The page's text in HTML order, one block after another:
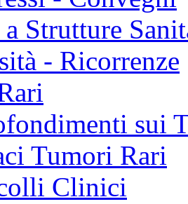
Strutture
- Ricorrenze
sui
Tumori Rari
Clinici